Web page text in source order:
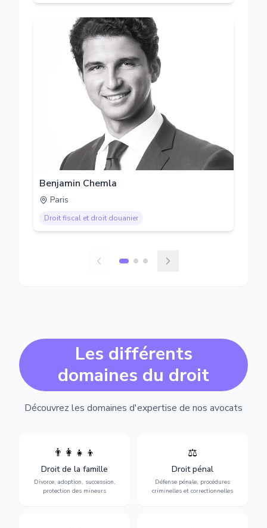
Benjamin Chemla
Paris
Droit fiscal et droit douanier
Les différents
domaines du droit
Découvrez les domaines d'expertise de nos avocats
👨‍👩‍👧‍👦
Droit de la famille
Divorce, adoption, succession,
protection des mineurs
Divorce, garde d'enfants,
adoption, succession et
protection des personnes
vulnérables.
⚖️
Droit pénal
Défense pénale, procédures
criminelles et correctionnelles
Expertise en matière pénale,
vue jusqu'au procès, pour
toute affaire correctionnelle
ou criminelle.